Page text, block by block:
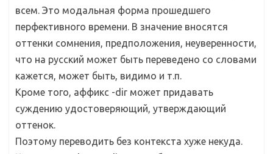
всем. Это модальная форма прошедшего
перфективного времени. В значение вносятся
оттенки сомнения, предположения, неуверенности,
что на русский может быть переведено со словами
кажется, может быть, видимо и т.п.
Кроме того, аффикс -dir может придавать
суждению удостоверяющий, утверждающий
оттенок.
Поэтому переводить без контекста хуже некуда.